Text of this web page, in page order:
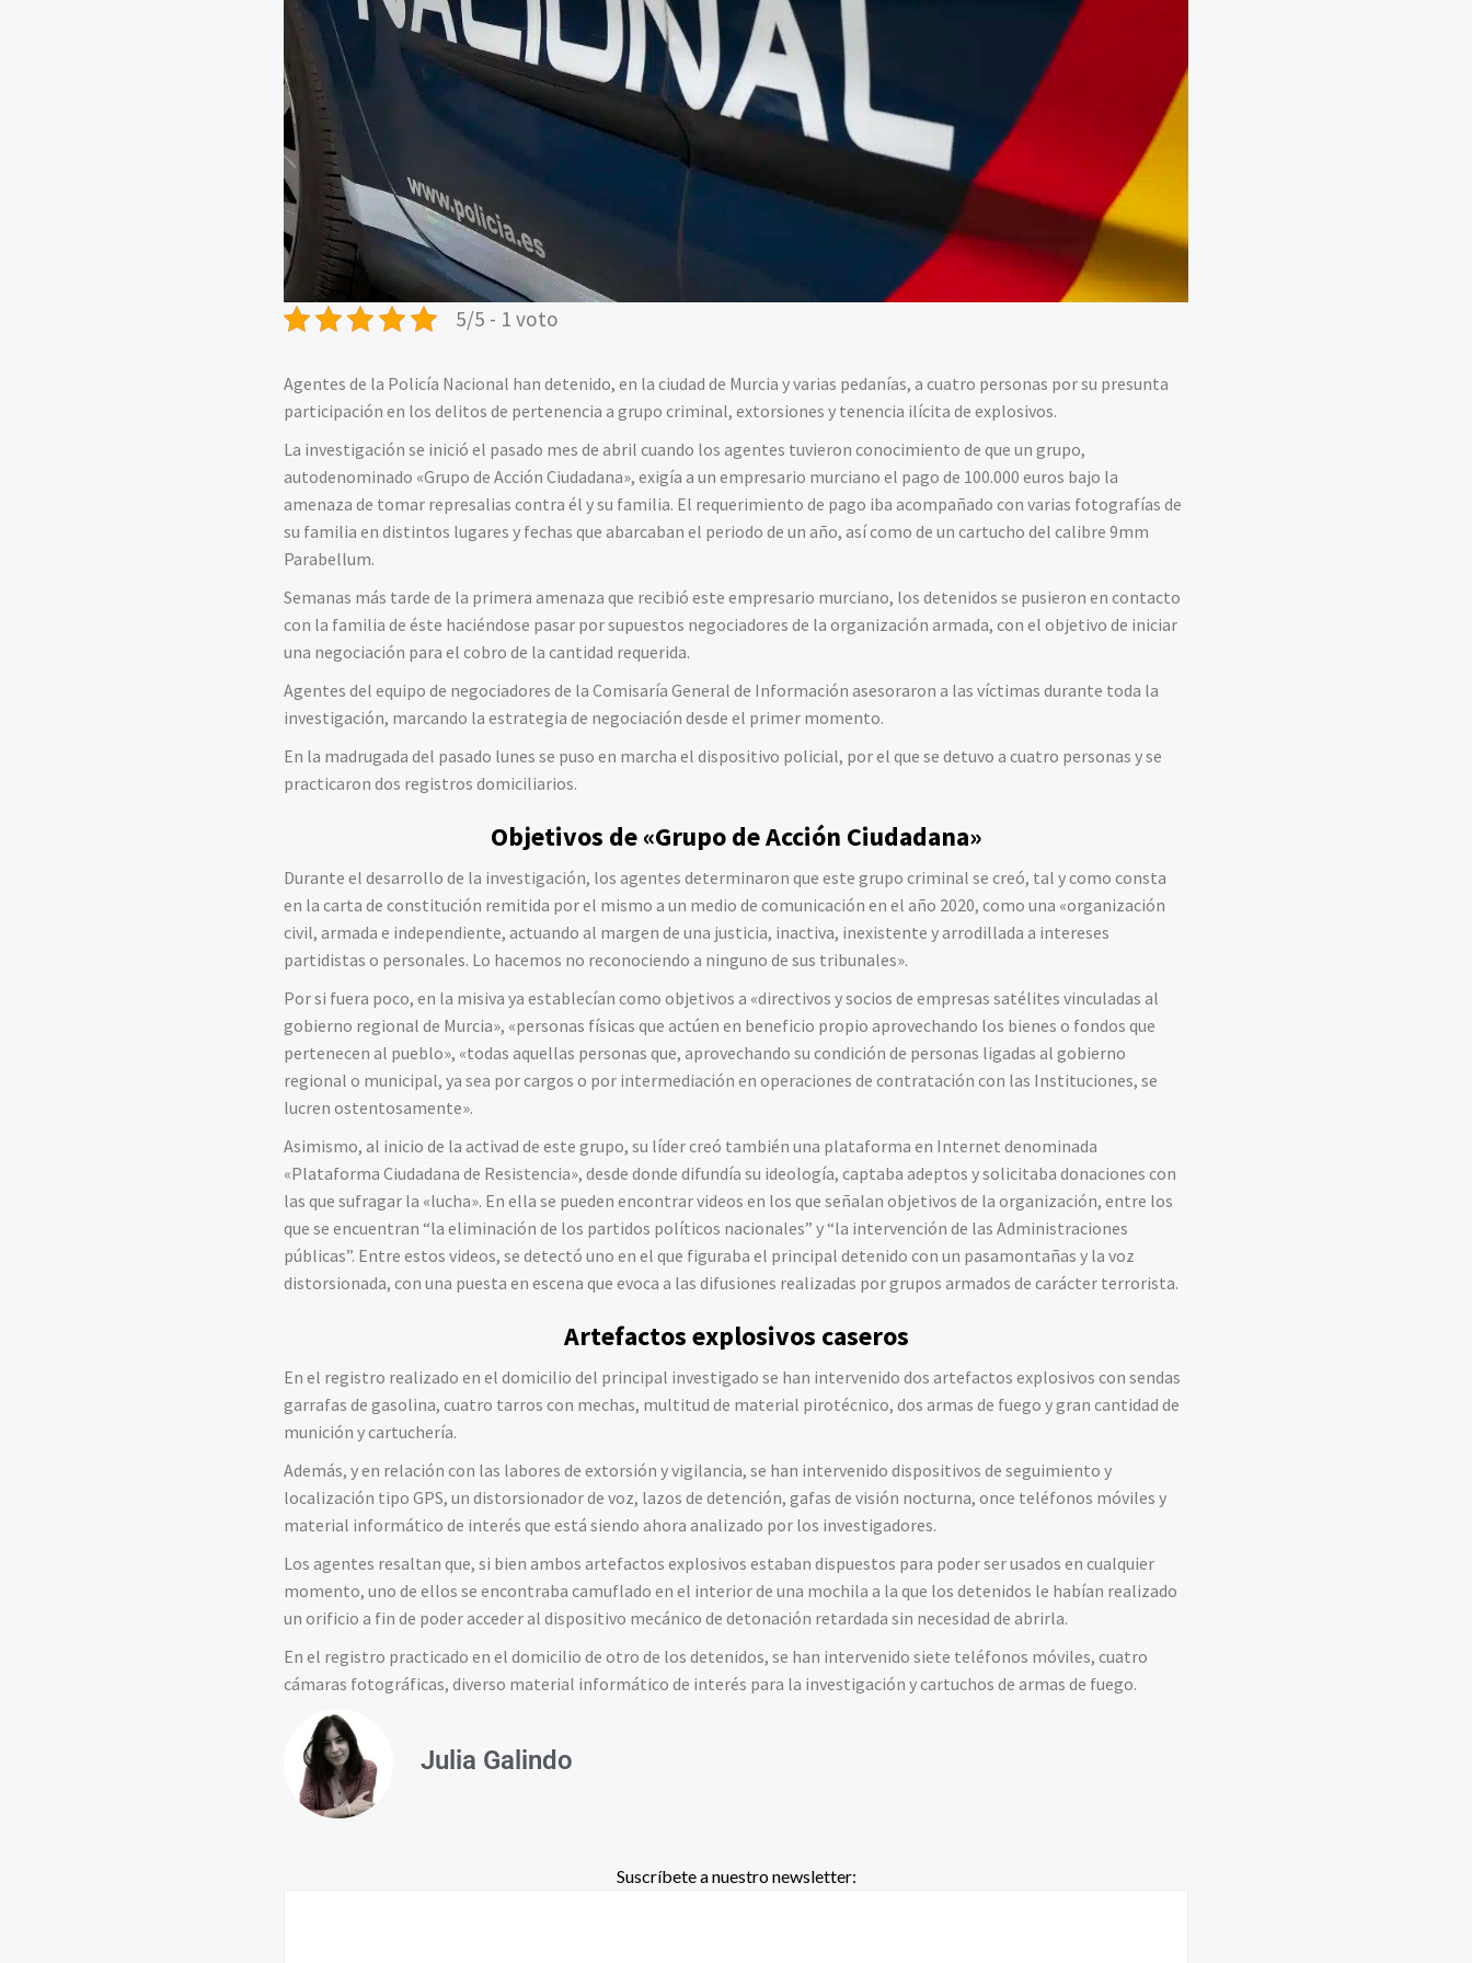
5/5 - 1 voto
Agentes de la Policía Nacional han detenido, en la ciudad de Murcia y varias pedanías, a cuatro personas por su presunta
participación en los delitos de pertenencia a grupo criminal, extorsiones y tenencia ilícita de explosivos.
La investigación se inició el pasado mes de abril cuando los agentes tuvieron conocimiento de que un grupo,
autodenominado «Grupo de Acción Ciudadana», exigía a un empresario murciano el pago de 100.000 euros bajo la
amenaza de tomar represalias contra él y su familia. El requerimiento de pago iba acompañado con varias fotografías de
su familia en distintos lugares y fechas que abarcaban el periodo de un año, así como de un cartucho del calibre 9mm
Parabellum.
Semanas más tarde de la primera amenaza que recibió este empresario murciano, los detenidos se pusieron en contacto
con la familia de éste haciéndose pasar por supuestos negociadores de la organización armada, con el objetivo de iniciar
una negociación para el cobro de la cantidad requerida.
Agentes del equipo de negociadores de la Comisaría General de Información asesoraron a las víctimas durante toda la
investigación, marcando la estrategia de negociación desde el primer momento.
En la madrugada del pasado lunes se puso en marcha el dispositivo policial, por el que se detuvo a cuatro personas y se
practicaron dos registros domiciliarios.
Objetivos de «Grupo de Acción Ciudadana»
Durante el desarrollo de la investigación, los agentes determinaron que este grupo criminal se creó, tal y como consta
en la carta de constitución remitida por el mismo a un medio de comunicación en el año 2020, como una «organización
civil, armada e independiente, actuando al margen de una justicia, inactiva, inexistente y arrodillada a intereses
partidistas o personales. Lo hacemos no reconociendo a ninguno de sus tribunales».
Por si fuera poco, en la misiva ya establecían como objetivos a «directivos y socios de empresas satélites vinculadas al
gobierno regional de Murcia», «personas físicas que actúen en beneficio propio aprovechando los bienes o fondos que
pertenecen al pueblo», «todas aquellas personas que, aprovechando su condición de personas ligadas al gobierno
regional o municipal, ya sea por cargos o por intermediación en operaciones de contratación con las Instituciones, se
lucren ostentosamente».
Asimismo, al inicio de la activad de este grupo, su líder creó también una plataforma en Internet denominada
«Plataforma Ciudadana de Resistencia», desde donde difundía su ideología, captaba adeptos y solicitaba donaciones con
las que sufragar la «lucha». En ella se pueden encontrar videos en los que señalan objetivos de la organización, entre los
que se encuentran “la eliminación de los partidos políticos nacionales” y “la intervención de las Administraciones
públicas”. Entre estos videos, se detectó uno en el que figuraba el principal detenido con un pasamontañas y la voz
distorsionada, con una puesta en escena que evoca a las difusiones realizadas por grupos armados de carácter terrorista.
Artefactos explosivos caseros
En el registro realizado en el domicilio del principal investigado se han intervenido dos artefactos explosivos con sendas
garrafas de gasolina, cuatro tarros con mechas, multitud de material pirotécnico, dos armas de fuego y gran cantidad de
munición y cartuchería.
Además, y en relación con las labores de extorsión y vigilancia, se han intervenido dispositivos de seguimiento y
localización tipo GPS, un distorsionador de voz, lazos de detención, gafas de visión nocturna, once teléfonos móviles y
material informático de interés que está siendo ahora analizado por los investigadores.
Los agentes resaltan que, si bien ambos artefactos explosivos estaban dispuestos para poder ser usados en cualquier
momento, uno de ellos se encontraba camuflado en el interior de una mochila a la que los detenidos le habían realizado
un orificio a fin de poder acceder al dispositivo mecánico de detonación retardada sin necesidad de abrirla.
En el registro practicado en el domicilio de otro de los detenidos, se han intervenido siete teléfonos móviles, cuatro
cámaras fotográficas, diverso material informático de interés para la investigación y cartuchos de armas de fuego.
Julia Galindo
Suscríbete a nuestro newsletter: